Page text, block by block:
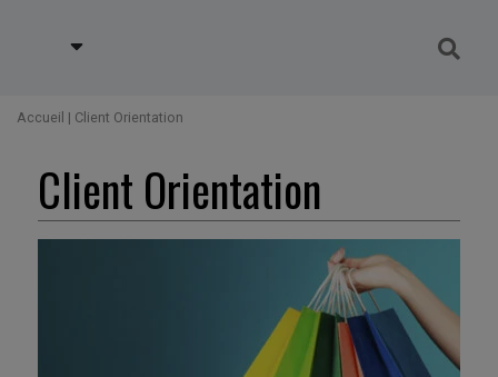
Accueil | Client Orientation
Client Orientation